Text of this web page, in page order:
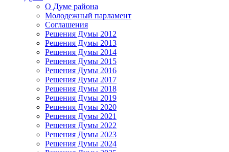
О Думе района
Молодежный парламент
Соглашения
Решения Думы 2012
Решения Думы 2013
Решения Думы 2014
Решения Думы 2015
Решения Думы 2016
Решения Думы 2017
Решения Думы 2018
Решения Думы 2019
Решения Думы 2020
Решения Думы 2021
Решения Думы 2022
Решения Думы 2023
Решения Думы 2024